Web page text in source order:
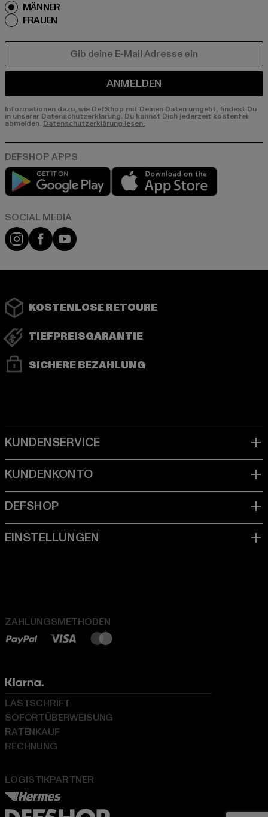
MÄNNER
FRAUEN
ANMELDEN
Informationen dazu, wie DefShop mit Deinen Daten umgeht, findest Du
in unserer Datenschutzerklärung. Du kannst Dich jederzeit kostenfei
abmelden. Datenschutzerklärung lesen.
Play market
Instagram
FacebookYouTube
KOSTENLOSE RETOURE
TIEFPREISGARANTIE
SICHERE BEZAHLUNG
ZAHLUNGSMETHODEN
LOGISTIKPARTNER
LASTSCHRIFT
SOFORTÜBERWEISUNG
RATENKAUF
RECHNUNG